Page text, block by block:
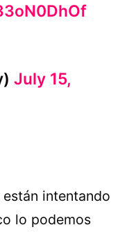
July 15,
intentando
lo podemos